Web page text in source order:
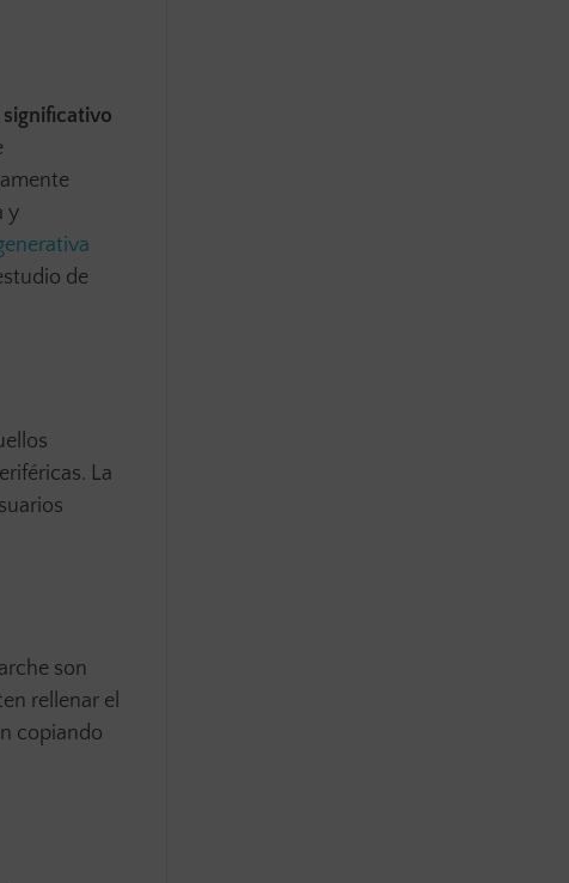
y
de
La
son
rellenar el
copiando